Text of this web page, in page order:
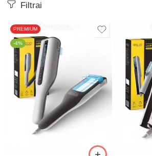
Filtrai
PREMIUM
-4%